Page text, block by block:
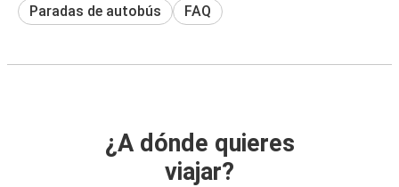
Paradas de autobús FAQ
¿A dónde quieres
viajar?